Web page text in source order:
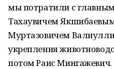
мы потратили с
Тахаувичем
Муртазовичем
укрепления
потом Раис Мингажевич.